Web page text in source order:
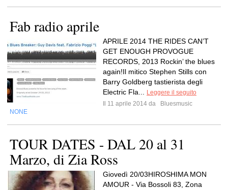
Fab radio aprile
APRILE 2014 THE RIDES CAN’T
GET ENOUGH PROVOGUE
RECORDS, 2013 Rockin’ the blues
again!Il mitico Stephen Stills con
Barry Goldberg tastierista degli
Electric Fla...
Leggere il seguito
Il 11 aprile 2014 da
Bluesmusic
NONE
TOUR DATES - DAL 20 al 31
Marzo, di Zia Ross
Giovedì 20/03HIROSHIMA MON
AMOUR - Via Bossoli 83, Zona